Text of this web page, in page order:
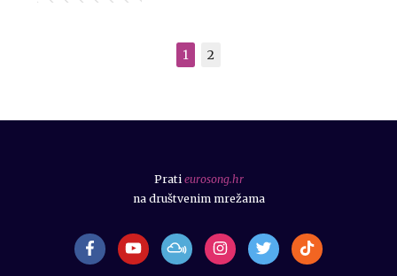
1 2
Prati eurosong.hr
na društvenim mrežama